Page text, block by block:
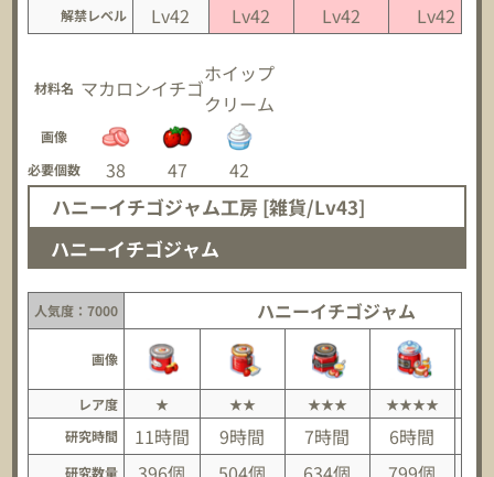
解禁レベル Lv42 Lv42 Lv42 Lv42
材料名 マカロンイチゴ
ホイップ
クリーム
画像
必要個数
38 47 42
ハニーイチゴジャム工房 [雑貨/Lv43]
ハニーイチゴジャム
人気度：7000 ハニーイチゴジャム
画像
レア度 ★ ★★ ★★★ ★★★★
研究時間
11時間 9時間 7時間 6時間
研究数量